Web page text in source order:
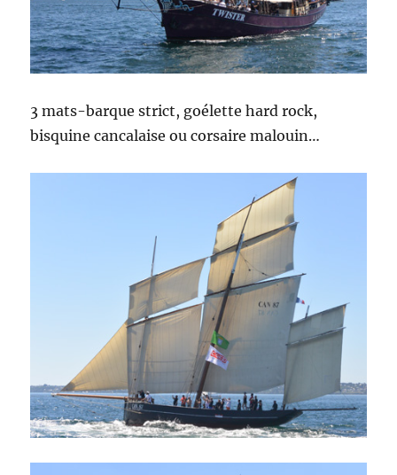
3 mats-barque strict, goélette hard rock,
bisquine cancalaise ou corsaire malouin…